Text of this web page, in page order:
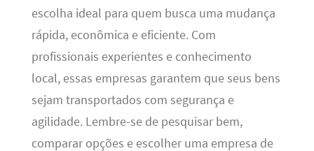
escolha ideal para quem busca uma mudança
rápida, econômica e eficiente. Com
profissionais experientes e conhecimento
local, essas empresas garantem que seus bens
sejam transportados com segurança e
agilidade. Lembre-se de pesquisar bem,
comparar opções e escolher uma empresa de